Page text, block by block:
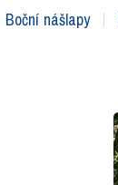
Boční nášlapy